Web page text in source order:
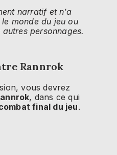
narratif et n’a
le monde du jeu ou
personnages.
Rannrok
vous devrez
, dans ce qui
final du jeu.